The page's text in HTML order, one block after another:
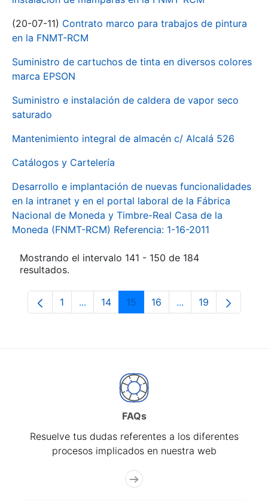
(20-07-11) Contrato marco para trabajos de pintura
en la FNMT-RCM
Suministro de cartuchos de tinta en diversos colores
marca EPSON
Suministro e instalación de caldera de vapor seco
saturado
Mantenimiento integral de almacén c/ Alcalá 526
Catálogos y Cartelería
Desarrollo e implantación de nuevas funcionalidades
en la intranet y en el portal laboral de la Fábrica
Nacional de Moneda y Timbre-Real Casa de la
Moneda (FNMT-RCM) Referencia: 1-16-2011
Mostrando el intervalo 141 - 150 de 184
resultados.
Página
1 ...Páginas intermedias Use TAB para
Página
14 Página
15 Página
16 ...PáginasPágina
19
FAQs
Resuelve tus dudas referentes a los diferentes
procesos implicados en nuestra web